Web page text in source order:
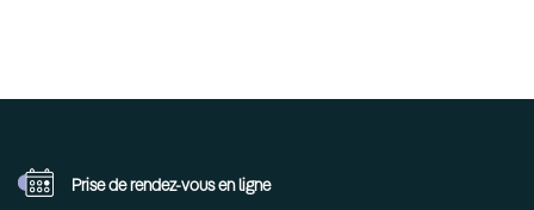
Prise de rendez-vous en ligne